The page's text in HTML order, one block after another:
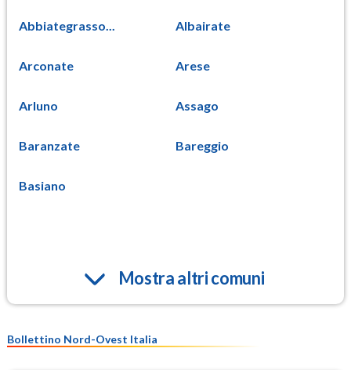
Abbiategrasso... Albairate
Arconate Arese
Arluno Assago
Baranzate Bareggio
Basiano
Mostra altri comuni
Bollettino Nord-Ovest Italia